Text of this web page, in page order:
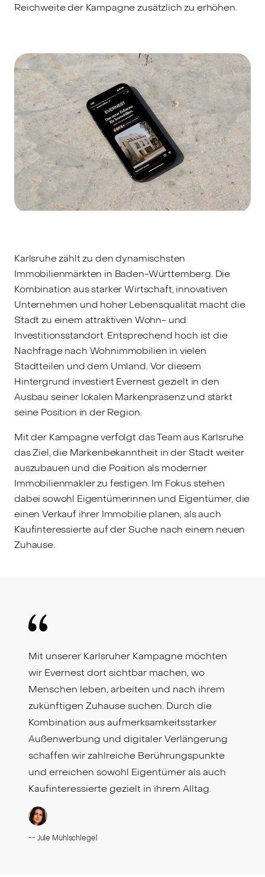
Reichweite der Kampagne zusätzlich zu erhöhen.
Karlsruhe zählt zu den dynamischsten
Immobilienmärkten in Baden-Württemberg. Die
Kombination aus starker Wirtschaft, innovativen
Unternehmen und hoher Lebensqualität macht die
Stadt zu einem attraktiven Wohn- und
Investitionsstandort. Entsprechend hoch ist die
Nachfrage nach Wohnimmobilien in vielen
Stadtteilen und dem Umland. Vor diesem
Hintergrund investiert Evernest gezielt in den
Ausbau seiner lokalen Markenpräsenz und stärkt
seine Position in der Region.
Mit der Kampagne verfolgt das Team aus Karlsruhe
das Ziel, die Markenbekanntheit in der Stadt weiter
auszubauen und die Position als moderner
Immobilienmakler zu festigen. Im Fokus stehen
dabei sowohl Eigentümerinnen und Eigentümer, die
einen Verkauf ihrer Immobilie planen, als auch
Kaufinteressierte auf der Suche nach einem neuen
Zuhause.
Mit unserer Karlsruher Kampagne möchten
wir Evernest dort sichtbar machen, wo
Menschen leben, arbeiten und nach ihrem
zukünftigen Zuhause suchen. Durch die
Kombination aus aufmerksamkeitsstarker
Außenwerbung und digitaler Verlängerung
schaffen wir zahlreiche Berührungspunkte
und erreichen sowohl Eigentümer als auch
Kaufinteressierte gezielt in ihrem Alltag.
--Jule Mühlschlegel